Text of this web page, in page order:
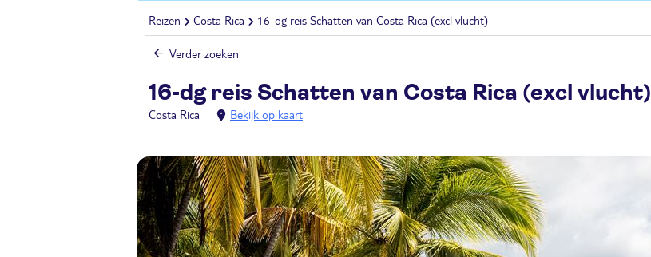
Reizen Costa Rica 16-dg reis Schatten van Costa Rica (excl vlucht)
Verder zoeken
16-dg reis Schatten van Costa Rica (excl vlucht)
Costa Rica Bekijk op kaart